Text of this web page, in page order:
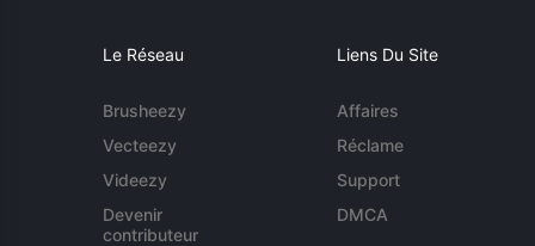
Le Réseau
Brusheezy
Vecteezy
Videezy
Devenir
contributeur
Liens Du Site
Affaires
Réclame
Support
DMCA